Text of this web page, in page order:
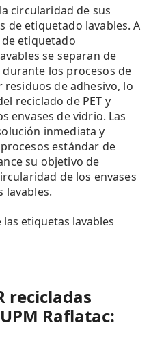
circularidad de sus
de etiquetado lavables. A
etiquetado
se separan de
los procesos de
de adhesivo, lo
reciclado de PET y
envases de vidrio. Las
inmediata y
estándar de
su objetivo de
de los envases
lavables.
etiquetas lavables
recicladas
Raflatac: